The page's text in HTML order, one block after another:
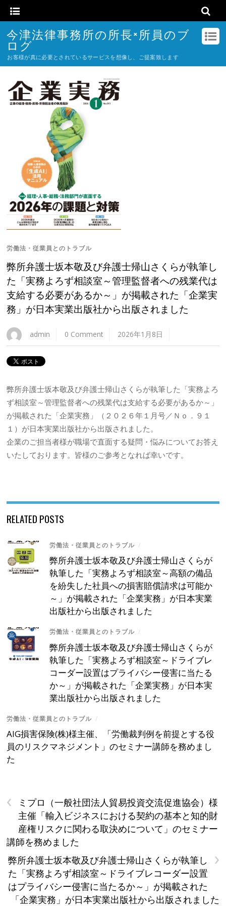
今津法律事務所の所長×所員のブ
ログ
お客様が真に必要とされているサービスを想像し、ご提案致します
労働法・従業員とのトラブル
弊所弁護士坂本敬及び弁護士帰山さくらが執筆し
た「実務よろず相談室～管理監督者への残業代は
支給する必要があるか～」が掲載された「企業実
務」が日本実業出版社から出版されました
admin 0 Comment 2026年1月8日
弊所弁護士坂本敬及び弁護士帰山さくらが執筆した「実務よろ
ず相談室～管理監督者への残業代は支給する必要があるか～」
が掲載された「企業実務」（２０２６年１月号／Ｎｏ．９１
１）が日本実業出版社から出版されました。
企業のご担当者様が職場で直面する疑問・悩みについてお答え
いたしております。皆様のご参考となれば幸いです。
RELATED POSTS
労働法・従業員とのトラブル /
弊所弁護士坂本敬及び弁護士帰山さくらが
執筆した「実務よろず相談室～高額の備品
を紛失した社員への損害賠償請求は可能か
～」が掲載された「企業実務」が日本実業
出版社から出版されました
労働法・従業員とのトラブル /
弊所弁護士坂本敬及び弁護士帰山さくらが
執筆した「実務よろず相談室～ドライブレ
コーダー設置はプライバシー侵害に当たる
か～」が掲載された「企業実務」が日本実
業出版社から出版されました
労働法・従業員とのトラブル /
AIG損害保険(株)様主催、「労働裁判例を前提とする役
員のリスクマネジメント」のセミナー講師を務めまし
た
‹
ミプロ（一般社団法人貿易投資交流促進協会）様
主催「輸入ビジネスにおける契約の基本と知的財
産権リスクに関わる取決めについて」のセミナー
講師を務めました
›
弊所弁護士坂本敬及び弁護士帰山さくらが執筆し
た「実務よろず相談室～ドライブレコーダー設置
はプライバシー侵害に当たるか～」が掲載された
「企業実務」が日本実業出版社から出版されました